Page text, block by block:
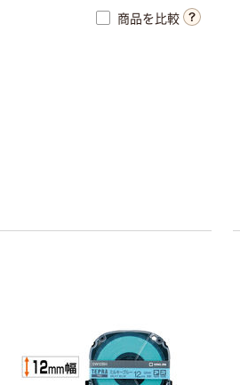
商品を比較